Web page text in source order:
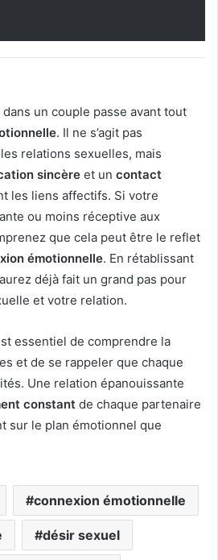
un couple passe avant tout
. Il ne s’agit pas
relations sexuelles, mais
sincère et un contact
les liens affectifs. Si votre
ou moins réceptive aux
que cela peut être le reflet
émotionnelle. En rétablissant
déjà fait un grand pas pour
et votre relation.
essentiel de comprendre la
et de se rappeler que chaque
Une relation épanouissante
constant de chaque partenaire
sur le plan émotionnel que
connexion émotionnelle
désir sexuel